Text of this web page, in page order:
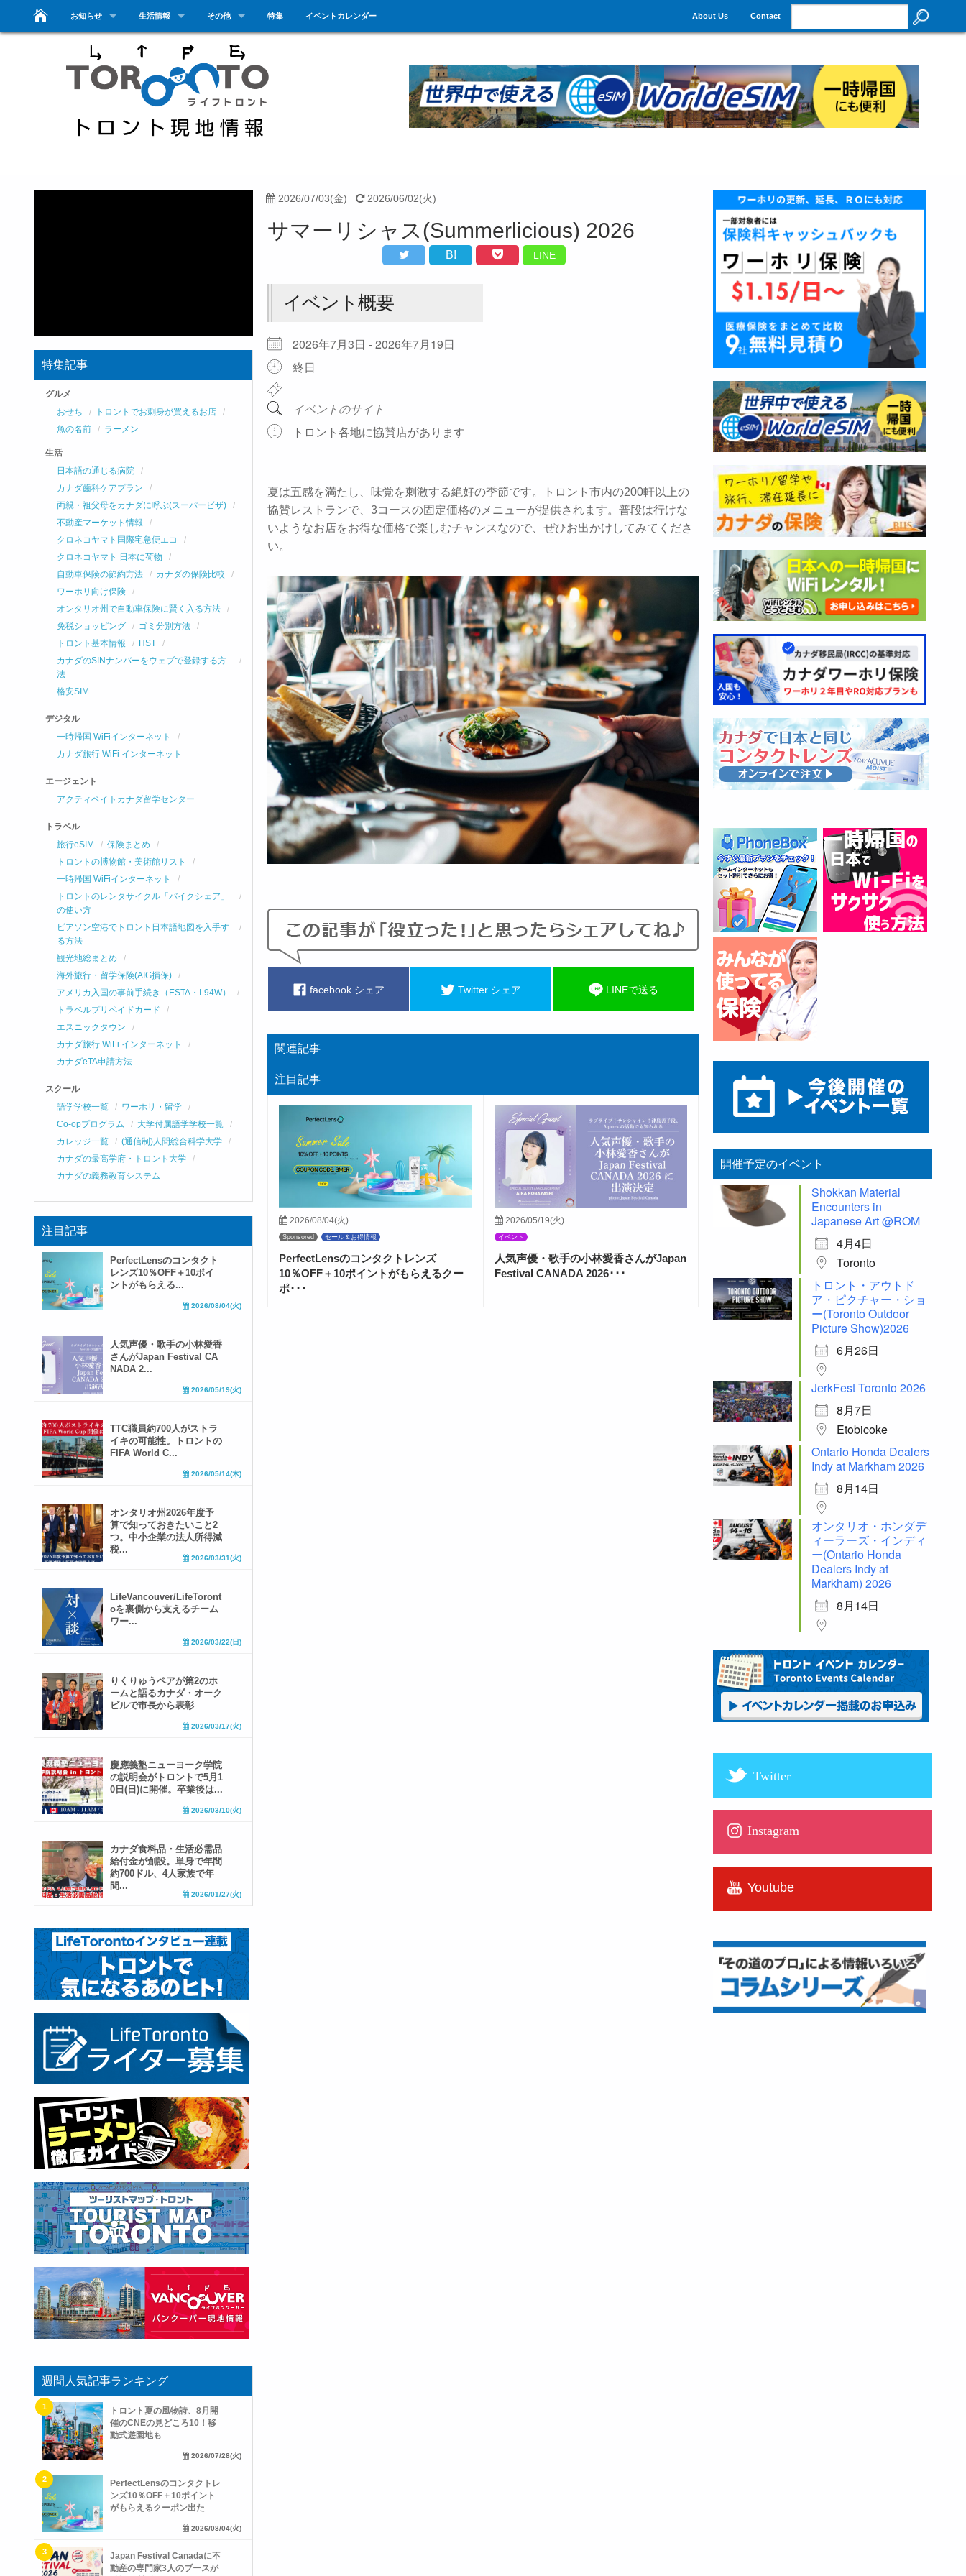
お知らせ 生活情報 その他 特集 イベントカレンダー About Us Contact
2026/07/03(金) 2026/06/02(火)
サマーリシャス(Summerlicious) 2026
B! LINE
イベント概要
2026年7月3日 - 2026年7月19日
終日
イベントのサイト
トロント各地に協賛店があります
夏は五感を満たし、味覚を刺激する絶好の季節です。トロント市内の200軒以上の
協賛レストランで、3コースの固定価格のメニューが提供されます。普段は行けな
いようなお店をお得な価格で楽しむチャンスなので、ぜひお出かけしてみてくださ
い。
facebook シェア Twitter シェア LINEで送る
関連記事
注目記事
2026/08/04(火)
Sponsored セール＆お得情報
PerfectLensのコンタクトレンズ
10％OFF＋10ポイントがもらえるクー
ポ･･･
2026/05/19(火)
イベント
人気声優・歌手の小林愛香さんがJapan
Festival CANADA 2026･･･
特集記事
グルメ
おせち
トロントでお刺身が買えるお店
魚の名前
ラーメン
生活
日本語の通じる病院
カナダ歯科ケアプラン
両親・祖父母をカナダに呼ぶ(スーパービザ)
不動産マーケット情報
クロネコヤマト国際宅急便エコ
クロネコヤマト 日本に荷物
自動車保険の節約方法
カナダの保険比較
ワーホリ向け保険
オンタリオ州で自動車保険に賢く入る方法
免税ショッピング
ゴミ分別方法
トロント基本情報
HST
カナダのSINナンバーをウェブで登録する方
法
格安SIM
デジタル
一時帰国 WiFiインターネット
カナダ旅行 WiFi インターネット
エージェント
アクティベイトカナダ留学センター
トラベル
旅行eSIM
保険まとめ
トロントの博物館・美術館リスト
一時帰国 WiFiインターネット
トロントのレンタサイクル「バイクシェア」
の使い方
ピアソン空港でトロント日本語地図を入手す
る方法
観光地総まとめ
海外旅行・留学保険(AIG損保)
アメリカ入国の事前手続き（ESTA・I-94W）
トラベルプリペイドカード
エスニックタウン
カナダ旅行 WiFi インターネット
カナダeTA申請方法
スクール
語学学校一覧
ワーホリ・留学
Co-opプログラム
大学付属語学学校一覧
カレッジ一覧
(通信制)人間総合科学大学
カナダの最高学府・トロント大学
カナダの義務教育システム
注目記事
PerfectLensのコンタクト
レンズ10％OFF＋10ポイ
ントがもらえる...
2026/08/04(火)
人気声優・歌手の小林愛香
さんがJapan Festival CA
NADA 2...
2026/05/19(火)
TTC職員約700人がストラ
イキの可能性。トロントの
FIFA World C...
2026/05/14(木)
オンタリオ州2026年度予
算で知っておきたいこと2
つ。中小企業の法人所得減
税...
2026/03/31(火)
LifeVancouver/LifeToront
oを裏側から支えるチーム
ワー...
2026/03/22(日)
りくりゅうペアが第2のホ
ームと語るカナダ・オーク
ビルで市長から表彰
2026/03/17(火)
慶應義塾ニューヨーク学院
の説明会がトロントで5月1
0日(日)に開催。卒業後は...
2026/03/10(火)
カナダ食料品・生活必需品
給付金が創設。単身で年間
約700ドル、4人家族で年
間...
2026/01/27(火)
週間人気記事ランキング
トロント夏の風物詩、8月開
催のCNEの見どころ10！移
動式遊園地も
2026/07/28(火)
PerfectLensのコンタクトレ
ンズ10％OFF＋10ポイント
がもらえるクーポン出た
2026/08/04(火)
Japan Festival Canadaに不
動産の専門家3人のブースが
開催予定のイベント
Shokkan Material
Encounters in
Japanese Art @ROM
4月4日
Toronto
トロント・アウトド
ア・ピクチャー・ショ
ー(Toronto Outdoor
Picture Show)2026
6月26日
JerkFest Toronto 2026
8月7日
Etobicoke
Ontario Honda Dealers
Indy at Markham 2026
8月14日
オンタリオ・ホンダデ
ィーラーズ・インディ
ー(Ontario Honda
Dealers Indy at
Markham) 2026
8月14日
Twitter
Instagram
Youtube